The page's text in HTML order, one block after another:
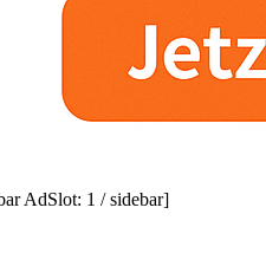
AdSlot: 1 / sidebar]